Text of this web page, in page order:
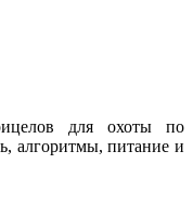
для охоты по
алгоритмы, питание и